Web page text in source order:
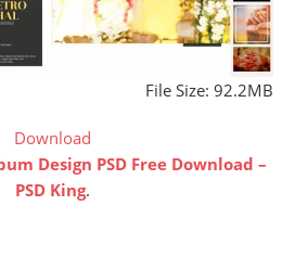
File Size: 92.2MB
Download
Design PSD Free Download –
PSD King.